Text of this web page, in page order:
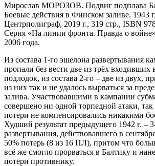
Мирослав МОРОЗОВ. Подвиг подплава
Боевые действия в Финском заливе. 1943
Центрполиграф, 2019 г., 319 стр., ISBN
Серия «На линии фронта. Правда о
2006 года.
Из состава 1-го эшелона развертывания
пропали без вести две из трёх входивших
подлодок, из состава 2-го – две из двух,
из них так и не удалось вырваться за
залива. Участвовавшими в кампании
совершено ни одной торпедной атаки,
потери не компенсировались никакими
Худший результат предыдущего 1942 г. –
развертывания, действовавшего в
50% потерь (8 из 16 ПЛ), притом что
всё же смогло прорваться в Балтику и
потери противнику.